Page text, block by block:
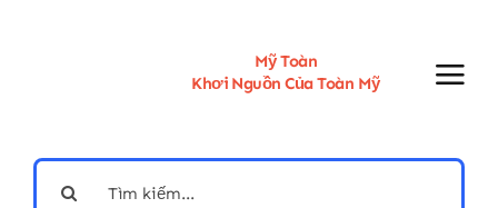
Mỹ Toàn
Khơi Nguồn Của Toàn Mỹ
Search